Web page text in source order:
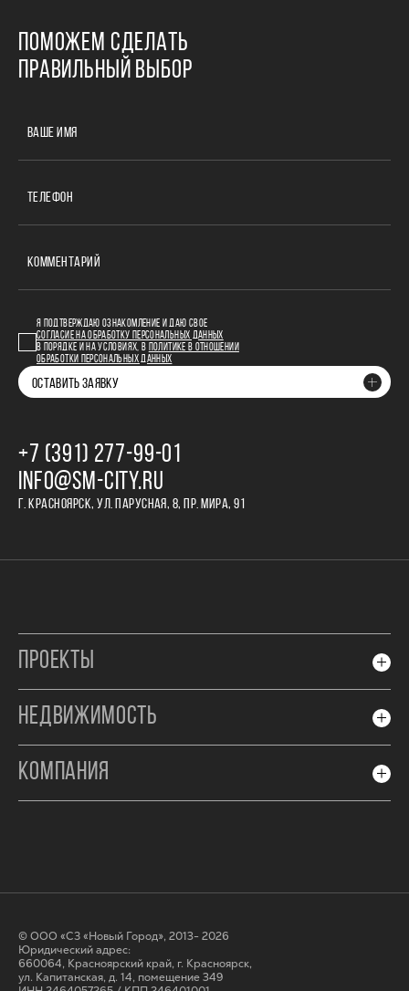
ПОМОЖЕМ СДЕЛАТЬ
ПРАВИЛЬНЫЙ ВЫБОР
ВАШЕ ИМЯ
ТЕЛЕФОН
КОММЕНТАРИЙ
Я ПОДТВЕРЖДАЮ ОЗНАКОМЛЕНИЕ И ДАЮ СВОЕ
СОГЛАСИЕ НА ОБРАБОТКУ ПЕРСОНАЛЬНЫХ ДАННЫХ
В ПОРЯДКЕ И НА УСЛОВИЯХ, В
ПОЛИТИКЕ В ОТНОШЕНИИ
ОБРАБОТКИ ПЕРСОНАЛЬНЫХ ДАННЫХ
ОСТАВИТЬ ЗАЯВКУ
+7 (391) 277‒99‒01
INFO@SM-CITY.RU
Г. КРАСНОЯРСК, УЛ. ПАРУСНАЯ, 8, ПР. МИРА, 91
ПРОЕКТЫ
НЕДВИЖИМОСТЬ
КОМПАНИЯ
© ООО «СЗ «Новый Город», 2013- 2026
Юридический адрес:
660064, Красноярский край, г. Красноярск,
ул. Капитанская, д. 14, помещение 349